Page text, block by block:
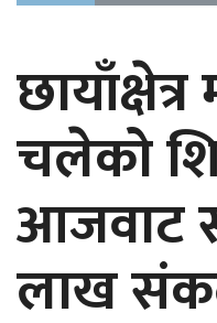
चलेको
आजवाट
लाख